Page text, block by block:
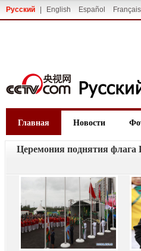
Русский English Español Français
Главная Новости
Церемония поднятия флага